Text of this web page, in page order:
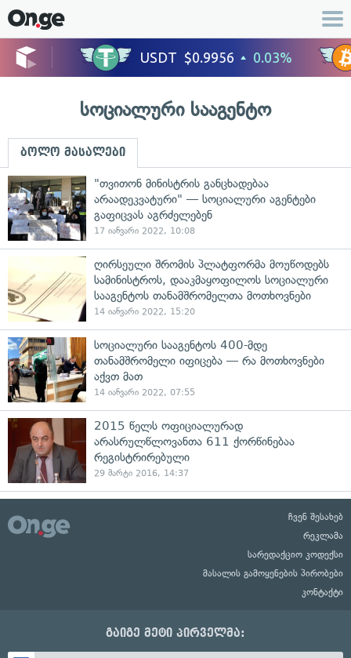
სოციალური სააგენტო
ბოლო მასალები
"თვითონ მინისტრის განცხადებაა
არაადეკვატური" — სოციალური აგენტები
გაფიცვას აგრძელებენ
17 იანვარი 2022, 10:08
ღირსეული შრომის პლატფორმა მოუწოდებს
სამინისტროს, დააკმაყოფილოს სოციალური
სააგენტოს თანამშრომელთა მოთხოვნები
14 იანვარი 2022, 15:20
სოციალური სააგენტოს 400-მდე
თანამშრომელი იფიცება — რა მოთხოვნები
აქვთ მათ
14 იანვარი 2022, 07:55
2015 წელს ოფიციალურად
არასრულწლოვანთა 611 ქორწინებაა
რეგისტრირებული
29 მარტი 2016, 14:37
ჩვენ შესახებ
რეკლამა
სარედაქციო კოდექსი
მასალის გამოყენების პირობები
კონტაქტი
გაიგე მეტი პირველმა: